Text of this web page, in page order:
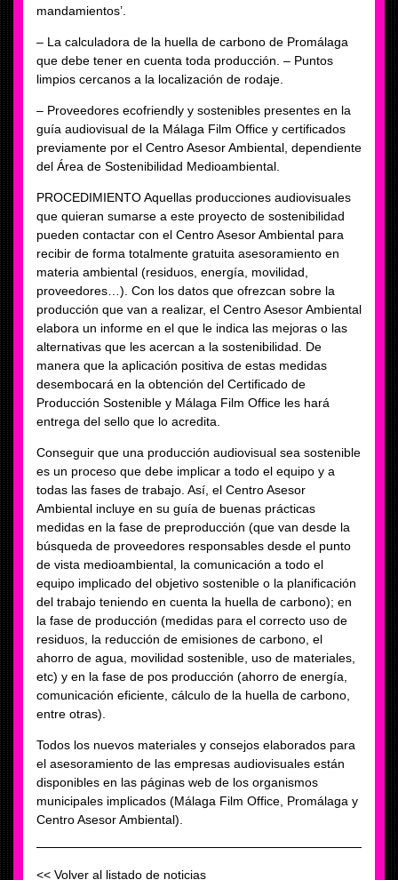
mandamientos’.
– La calculadora de la huella de carbono de Promálaga
que debe tener en cuenta toda producción. – Puntos
limpios cercanos a la localización de rodaje.
– Proveedores ecofriendly y sostenibles presentes en la
guía audiovisual de la Málaga Film Office y certificados
previamente por el Centro Asesor Ambiental, dependiente
del Área de Sostenibilidad Medioambiental.
PROCEDIMIENTO Aquellas producciones audiovisuales
que quieran sumarse a este proyecto de sostenibilidad
pueden contactar con el Centro Asesor Ambiental para
recibir de forma totalmente gratuita asesoramiento en
materia ambiental (residuos, energía, movilidad,
proveedores…). Con los datos que ofrezcan sobre la
producción que van a realizar, el Centro Asesor Ambiental
elabora un informe en el que le indica las mejoras o las
alternativas que les acercan a la sostenibilidad. De
manera que la aplicación positiva de estas medidas
desembocará en la obtención del Certificado de
Producción Sostenible y Málaga Film Office les hará
entrega del sello que lo acredita.
Conseguir que una producción audiovisual sea sostenible
es un proceso que debe implicar a todo el equipo y a
todas las fases de trabajo. Así, el Centro Asesor
Ambiental incluye en su guía de buenas prácticas
medidas en la fase de preproducción (que van desde la
búsqueda de proveedores responsables desde el punto
de vista medioambiental, la comunicación a todo el
equipo implicado del objetivo sostenible o la planificación
del trabajo teniendo en cuenta la huella de carbono); en
la fase de producción (medidas para el correcto uso de
residuos, la reducción de emisiones de carbono, el
ahorro de agua, movilidad sostenible, uso de materiales,
etc) y en la fase de pos producción (ahorro de energía,
comunicación eficiente, cálculo de la huella de carbono,
entre otras).
Todos los nuevos materiales y consejos elaborados para
el asesoramiento de las empresas audiovisuales están
disponibles en las páginas web de los organismos
municipales implicados (Málaga Film Office, Promálaga y
Centro Asesor Ambiental).
<< Volver al listado de noticias